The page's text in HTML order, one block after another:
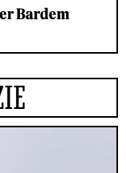
Bardem